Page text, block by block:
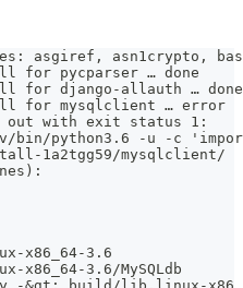
asgiref, asn1crypto,
for pycparser … done
for django-allauth … done
for mysqlclient … error
with exit status 1:
bin/python3.6 -u -c
1a2tgg59/mysqlclient/
x86_64-3.6
x86_64-3.6/MySQLdb